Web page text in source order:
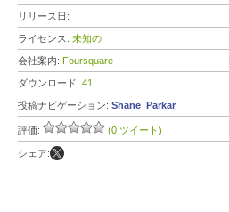
リリース日:
ライセンス: 未知の
会社案内: Foursquare
ダウンロード: 41
投稿ナビゲーション: Shane_Parkar
評価: (0 ツイート)
シェア: